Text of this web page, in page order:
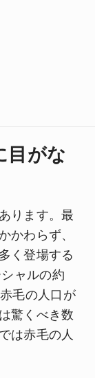
目がな
ります。最
かわらず、
く登場する
ャルの約
毛の人口が
驚くべき数
は赤毛の人